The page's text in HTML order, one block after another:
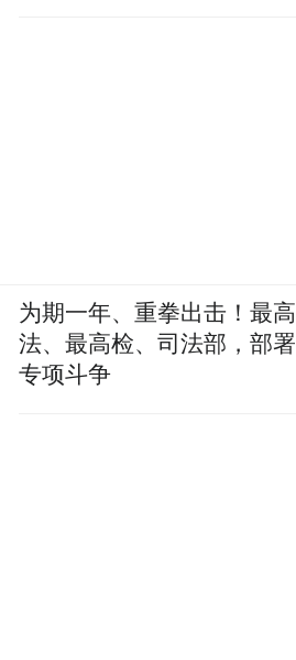
为期一年、重拳出击！最高
法、最高检、司法部，部署
专项斗争